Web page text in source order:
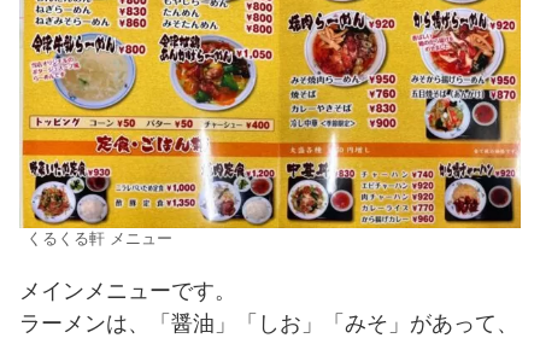
くるくる軒 メニュー
メインメニューです。
ラーメンは、「醤油」「しお」「みそ」があって、